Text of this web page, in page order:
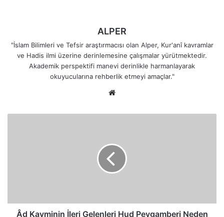
ALPER
"İslam Bilimleri ve Tefsir araştırmacısı olan Alper, Kur'anî kavramlar
ve Hadis ilmi üzerine derinlemesine çalışmalar yürütmektedir.
Akademik perspektifi manevi derinlikle harmanlayarak
okuyucularına rehberlik etmeyi amaçlar."
Âd Kavminin İleri Gelenleri Hud Peygamberi Neden